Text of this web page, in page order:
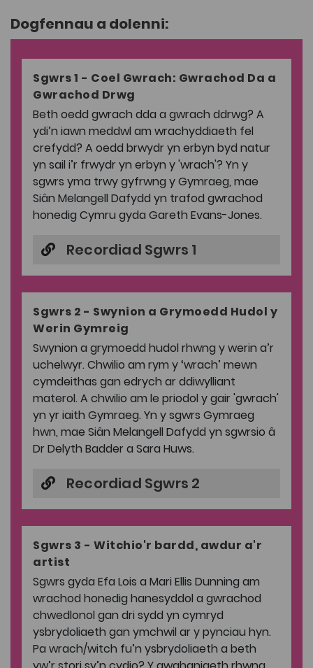
Dogfennau a dolenni:
Sgwrs 1 - Coel Gwrach: Gwrachod Da a
Gwrachod Drwg
Beth oedd gwrach dda a gwrach ddrwg? A
ydi’n iawn meddwl am wrachyddiaeth fel
crefydd? A oedd brwydr yn erbyn byd natur
yn sail i’r frwydr yn erbyn y 'wrach'? Yn y
sgwrs yma trwy gyfrwng y Gymraeg, mae
Siân Melangell Dafydd yn trafod gwrachod
honedig Cymru gyda Gareth Evans-Jones.
Recordiad Sgwrs 1
Sgwrs 2 - Swynion a Grymoedd Hudol y
Werin Gymreig
Swynion a grymoedd hudol rhwng y werin a’r
uchelwyr. Chwilio am rym y ‘wrach’ mewn
cymdeithas gan edrych ar ddiwylliant
materol. A chwilio am le priodol y gair 'gwrach'
yn yr iaith Gymraeg. Yn y sgwrs Gymraeg
hwn, mae Siân Melangell Dafydd yn sgwrsio â
Dr Delyth Badder a Sara Huws.
Recordiad Sgwrs 2
Sgwrs 3 - Witchio'r bardd, awdur a'r
artist
Sgwrs gyda Efa Lois a Mari Ellis Dunning am
wrachod honedig hanesyddol a gwrachod
chwedlonol gan dri sydd yn cymryd
ysbrydoliaeth gan ymchwil ar y pynciau hyn.
Pa wrach/witch fu’n ysbrydoliaeth a beth